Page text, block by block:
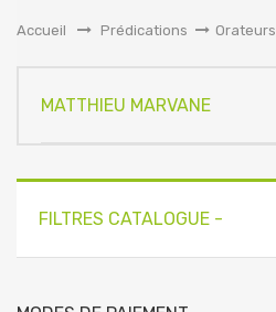
Accueil
&gt;Prédications > Orateurs
MATTHIEU MARVANE
FILTRES CATALOGUE -